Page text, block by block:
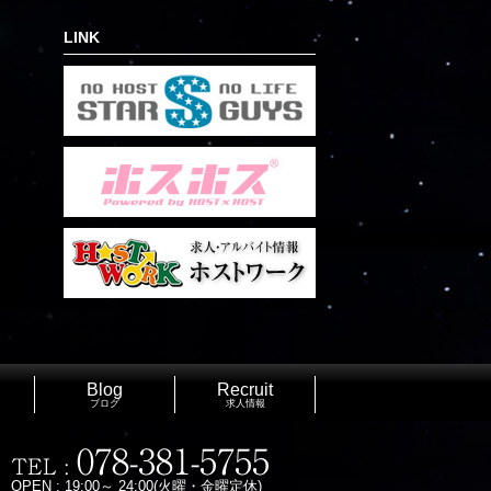
LINK
Blog
ブログ
Recruit
求人情報
OPEN : 19:00～ 24:00(火曜・金曜定休)